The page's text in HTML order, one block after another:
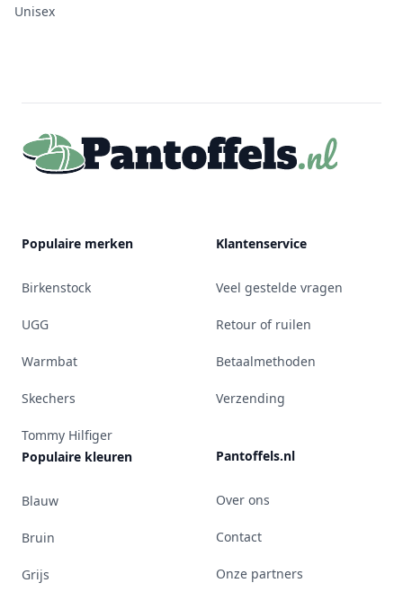
Unisex
Populaire merken
Birkenstock
UGG
Warmbat
Skechers
Tommy Hilfiger
Populaire kleuren
Blauw
Bruin
Grijs
Klantenservice
Veel gestelde vragen
Retour of ruilen
Betaalmethoden
Verzending
Pantoffels.nl
Over ons
Contact
Onze partners